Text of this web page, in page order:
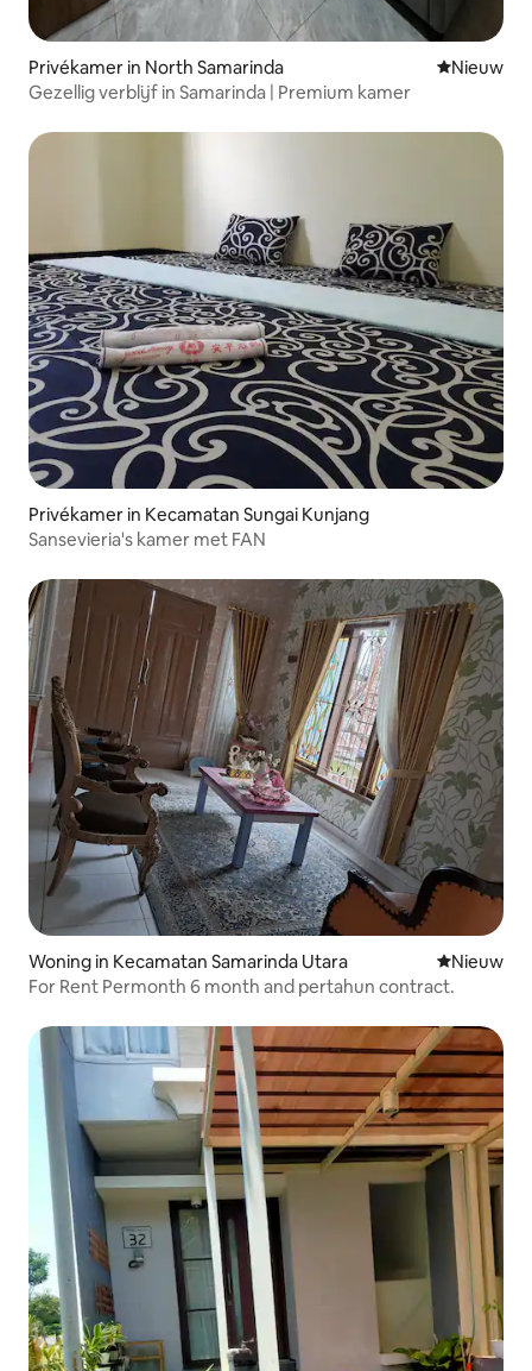
Privékamer in North Samarinda Nieuwe
Nieuw
Gezellig verblijf in Samarinda | Premium kamer
Privékamer in Kecamatan Sungai Kunjang
Sansevieria's kamer met FAN
Woning in Kecamatan Samarinda Utara Nieuwe
Nieuw
For Rent Permonth 6 month and pertahun contract.